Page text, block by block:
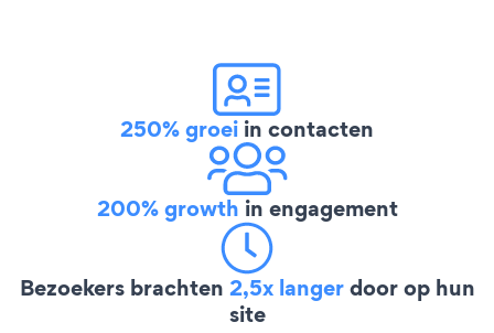
250% groei in contacten
200% growth in engagement
Bezoekers brachten 2,5x langerdoor op hun
site